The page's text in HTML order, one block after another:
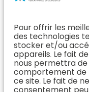
Pour offrir les
des technologies
stocker et/ou
appareils. Le fait
nous permettra
comportement de
ce site. Le fait de
Prendre
rendez-vous
Après mon
rendez-vous
Espace